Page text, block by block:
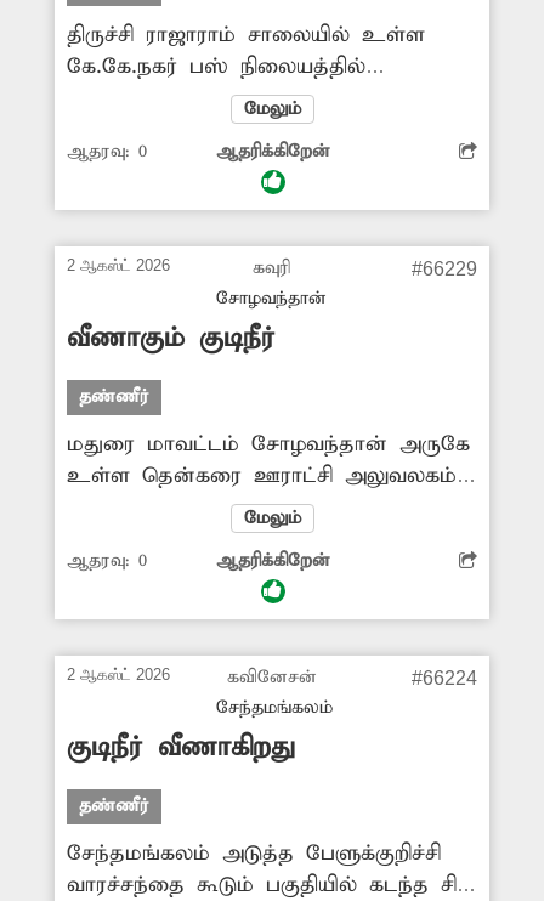
திருச்சி ராஜாராம் சாலையில் உள்ள
கே.கே.நகர் பஸ் நிலையத்தில்
பயணிகளின் தேவைக்காக
சுத்திகரிக்கப்பட்ட குடிநீர் கருவி
அமைக்கப்பட்டது. ஆனால், இந்த குடிநீர்
கருவி தற்போது எந்தவித பயன்பாடும்
பஸ் நிலையத்திற்கு வந்து செல்லும்
பயணிகள் குடிநீர் கிடைக்காமல்
அவதிப்படுகின்றனர். எனவே, முடங்கி
கிடக்கும் குடிநீர் கருவியை பழுதுநீக்கி
பயன்பாட்டுக்கு கொண்டுவர
சம்பந்தப்பட்ட அதிகாரிகள் விரைந்து
நடவடிக்கை எடுக்க வேண்டும்.
மேலும்
ஆதரவு: 0 ஆதரிக்கிறேன்
2 ஆகஸ்ட் 2026
கவுரி
சோழவந்தான்
#66229
வீணாகும் குடிநீர்
தண்ணீர்
மதுரை மாவட்டம் சோழவந்தான் அருகே
உள்ள தென்கரை ஊராட்சி அலுவலகம்
அருகே உள்ள குடிநீர் வினியோகம்
செய்யப்படும் குழாய் இணைப்பில்
உடைப்பு ஏற்பட்டு தண்ணீர் சாலையில்
அதிகளவில் செல்கிறது. இதனால் குடிநீர்
இடையூறு ஏற்படுகிறது. எனவே மாவட்ட
நிர்வாகம் உடைந்து கிடக்கும் குழாய்
இணைப்பை சரி செய்யவும், குடிநீரை
சேமிக்கவும் முன்வருமா?
மேலும்
ஆதரவு: 0 ஆதரிக்கிறேன்
2 ஆகஸ்ட் 2026
கவினேசன்
சேந்தமங்கலம்
#66224
குடிநீர் வீணாகிறது
தண்ணீர்
சேந்தமங்கலம் அடுத்த பேளுக்குறிச்சி
வாரச்சந்தை கூடும் பகுதியில் கடந்த சில